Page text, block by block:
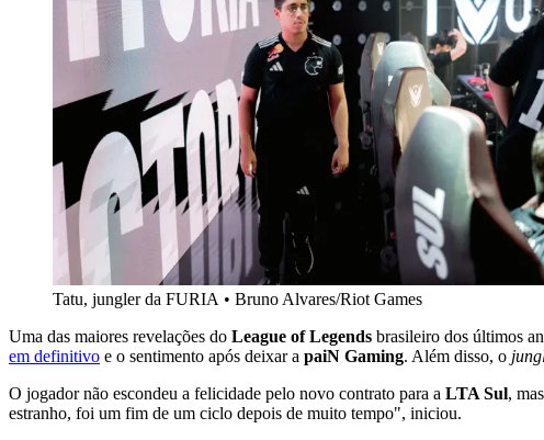
Tatu, jungler da FURIA • Bruno Alvares/Riot Games
Uma das maiores revelações do League of Legends brasileiro dos últimos
em definitivo e o sentimento após deixar a paiN Gaming. Além disso, o
O jogador não escondeu a felicidade pelo novo contrato para a LTA Sul,
estranho, foi um fim de um ciclo depois de muito tempo", iniciou.